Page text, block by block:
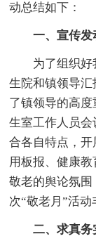
动总结如下：
一、宣传
为了组织好
生院和镇领导汇
了镇领导的高
生室工作人员
合各自特点，开
用板报、健康
敬老的舆论氛
次“敬老月”活动
二、求真